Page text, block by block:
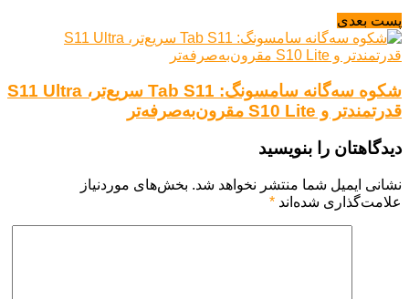
پست بعدی
شکوه سه‌گانه سامسونگ: Tab S11 سریع‌تر، S11 Ultra
قدرتمندتر و S10 Lite مقرون‌به‌صرفه‌تر
دیدگاهتان را بنویسید
نشانی ایمیل شما منتشر نخواهد شد. بخش‌های موردنیاز
علامت‌گذاری شده‌اند *